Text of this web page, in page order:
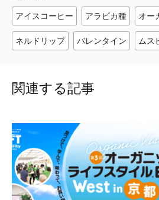
アイスコーヒー アラビカ種 オー
ネルドリップ バレンタイン ムス
関連する記事